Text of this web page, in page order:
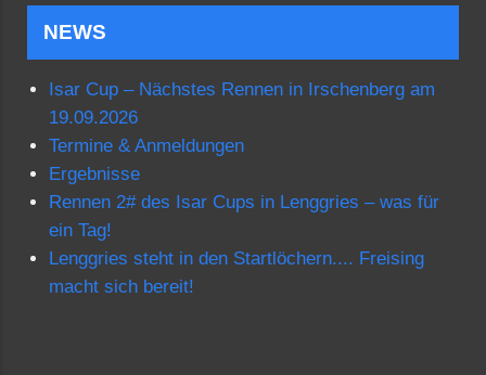
NEWS
Isar Cup – Nächstes Rennen in Irschenberg am
19.09.2026
Termine & Anmeldungen
Ergebnisse
Rennen 2# des Isar Cups in Lenggries – was für
ein Tag!
Lenggries steht in den Startlöchern.... Freising
macht sich bereit!